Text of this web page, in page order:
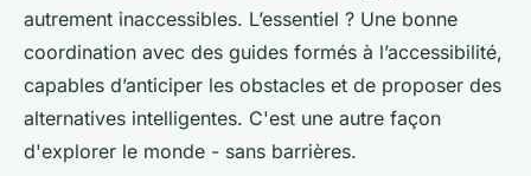
autrement inaccessibles. L’essentiel ? Une bonne
coordination avec des guides formés à l’accessibilité,
capables d’anticiper les obstacles et de proposer des
alternatives intelligentes. C'est une autre façon
d'explorer le monde - sans barrières.